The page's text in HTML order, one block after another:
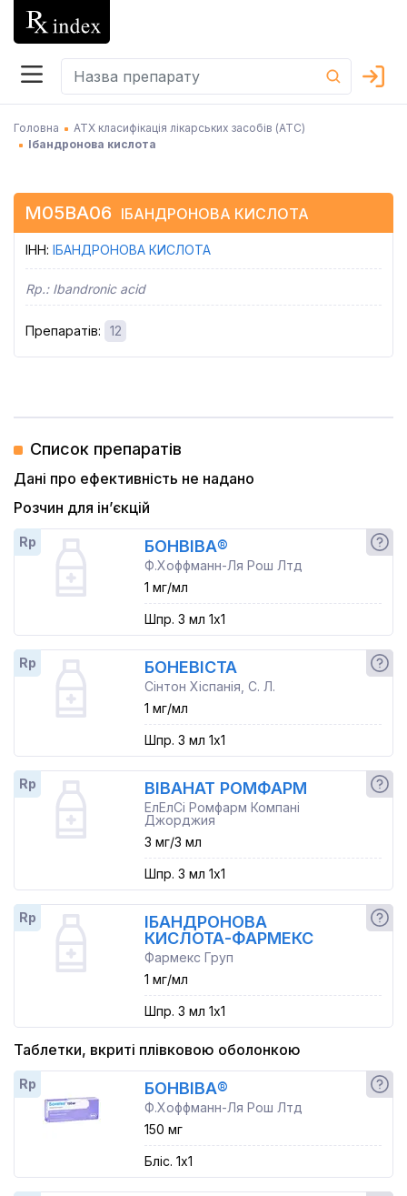
Головна
АТХ класифікація лікарських засобів (АТC)
Ібандронова кислота
M05BA06 ІБАНДРОНОВА КИСЛОТА
ІНН: ІБАНДРОНОВА КИСЛОТА
Rp.: Ibandronic acid
Препаратів: 12
Список препаратів
Дані про ефективність не надано
Розчин для ін’єкцій
Rp БОНВІВА®
Ф.Хоффманн-Ля Рош Лтд
1 мг/мл
Шпр. 3 мл 1x1
Rp БОНЕВІСТА
Сінтон Хіспанія, С. Л.
1 мг/мл
Шпр. 3 мл 1x1
Rp ВІВАНАТ РОМФАРМ
ЕлЕлСі Ромфарм Компані
Джорджия
3 мг/3 мл
Шпр. 3 мл 1x1
Rp
ІБАНДРОНОВА
КИСЛОТА-ФАРМЕКС
Фармекс Груп
1 мг/мл
Шпр. 3 мл 1x1
Таблетки, вкриті плівковою оболонкою
Rp БОНВІВА®
Ф.Хоффманн-Ля Рош Лтд
150 мг
Бліс. 1x1